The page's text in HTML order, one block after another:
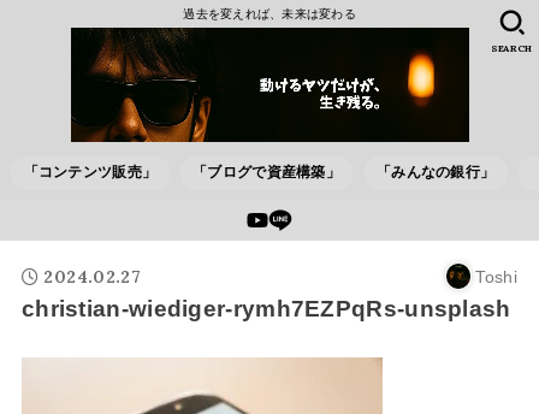
過去を変えれば、未来は変わる
「コンテンツ販売」 「ブログで資産構築」 「みんなの銀行」
SEARCH
2024.02.27 Toshi
christian-wiediger-rymh7EZPqRs-unsplash